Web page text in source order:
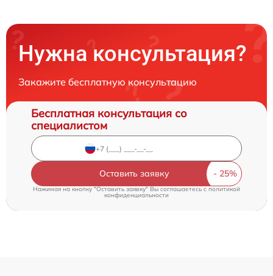
Нужна консультация?
Закажите бесплатную консультацию
Бесплатная консультация со
специалистом
Оставить заявку
Нажимая на кнопку "Оставить заявку" Вы соглашаетесь cполитикой
конфиденциальности